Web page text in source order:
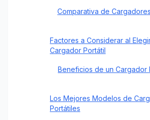
Comparativa de
Factores a Considerar al
Cargador Portátil
Beneficios de un Cargador
Los Mejores Modelos de
Portátiles